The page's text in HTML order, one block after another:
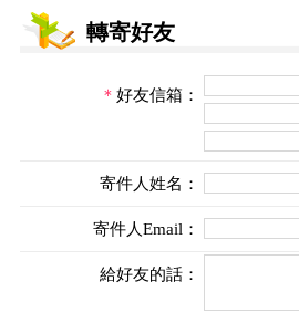
轉寄好友
＊ 好友信箱：
寄件人姓名：
寄件人Email：
給好友的話：